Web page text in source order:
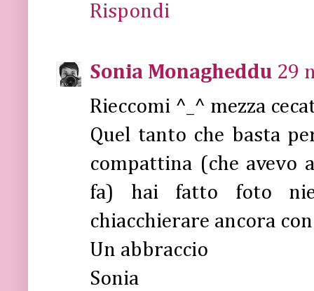
Rispondi
Sonia Monagheddu 29
Rieccomi ^_^ mezza
Quel tanto che basta
compattina (che avevo
fa) hai fatto foto
chiacchierare ancora
Un abbraccio
Sonia